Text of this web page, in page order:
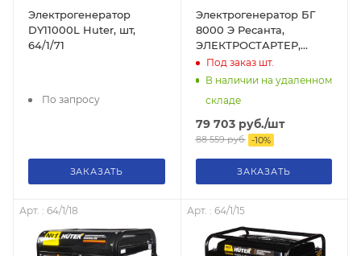
Электрогенератор
DY11000L Huter, шт,
64/1/71
По запросу
ЗАКАЗАТЬ
Электрогенератор БГ
8000 Э Ресанта,
ЭЛЕКТРОСТАРТЕР,
7000Вт, 64/1/48
Под заказшт.
В наличии на удаленном
складе
79 703руб./шт
88 559руб. -10%
ЗАКАЗАТЬ
Арт. : 64/1/18 Арт. : 64/1/15